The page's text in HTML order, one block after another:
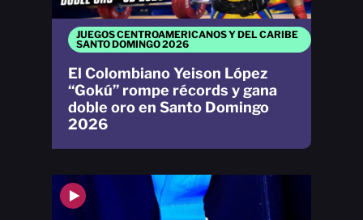
JUEGOS CENTROAMERICANOS Y DEL CARIBE
SANTO DOMINGO 2026
El Colombiano Yeison López
“Gokú” rompe récords y gana
doble oro en Santo Domingo
2026